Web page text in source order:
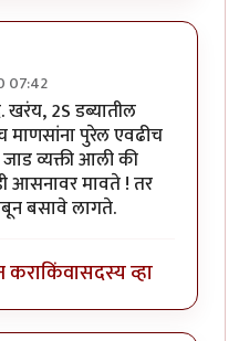
07:42
खरंय, 2S डब्यातील
माणसांना पुरेल एवढीच
व्यक्ती आली की
आसनावर मावते ! तर
बसावे लागते.
कराकिंवासदस्य व्हा